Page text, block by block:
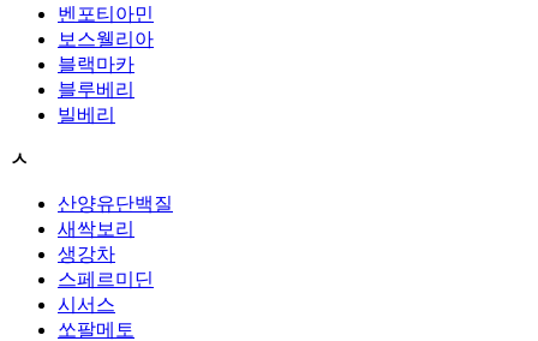
벤포티아민
보스웰리아
블랙마카
블루베리
빌베리
ㅅ
산양유단백질
새싹보리
생강차
스페르미딘
시서스
쏘팔메토